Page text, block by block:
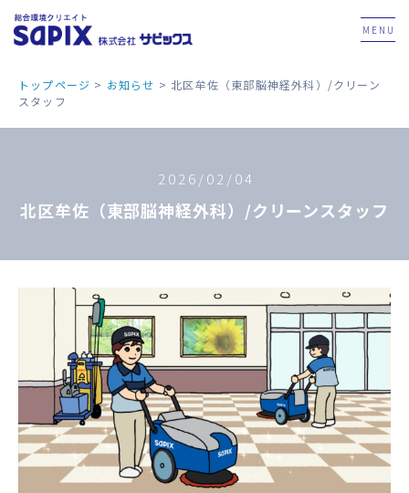
MENU
トップページ > お知らせ > 北区牟佐（東部脳神経外科）/クリーン
スタッフ
2026/02/04
北区牟佐（東部脳神経外科）/クリーンスタッフ